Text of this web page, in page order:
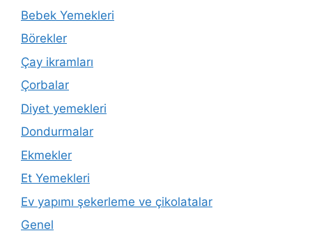
Bebek Yemekleri
Börekler
Çay ikramları
Çorbalar
Diyet yemekleri
Dondurmalar
Ekmekler
Et Yemekleri
Ev yapımı şekerleme ve çikolatalar
Genel